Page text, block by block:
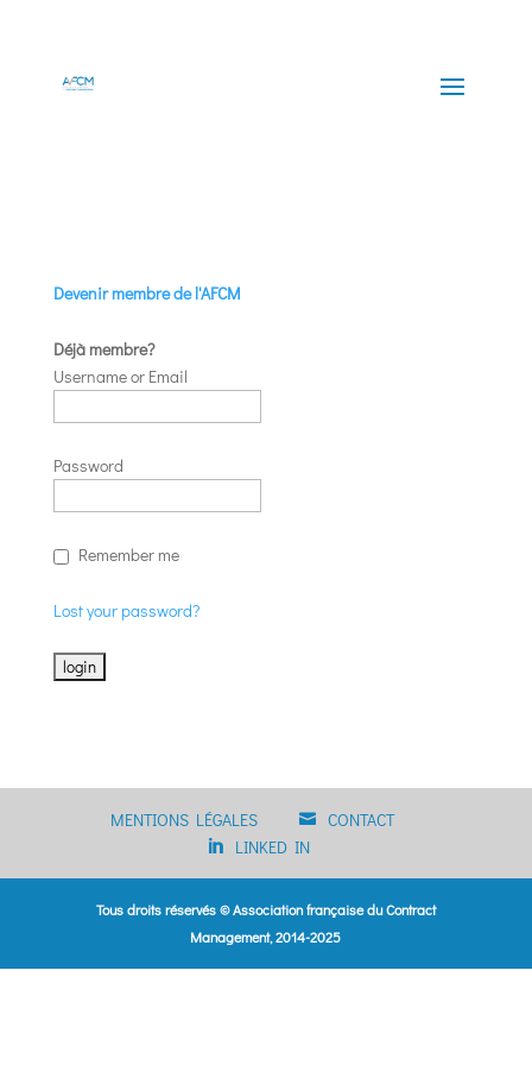
Devenir membre de l'AFCM
Déjà membre?
Username or Email
Password
Remember me
Lost your password?
MENTIONS LÉGALES
CONTACT
LINKED IN
Tous droits réservés © Association française du Contract
Management, 2014-2025